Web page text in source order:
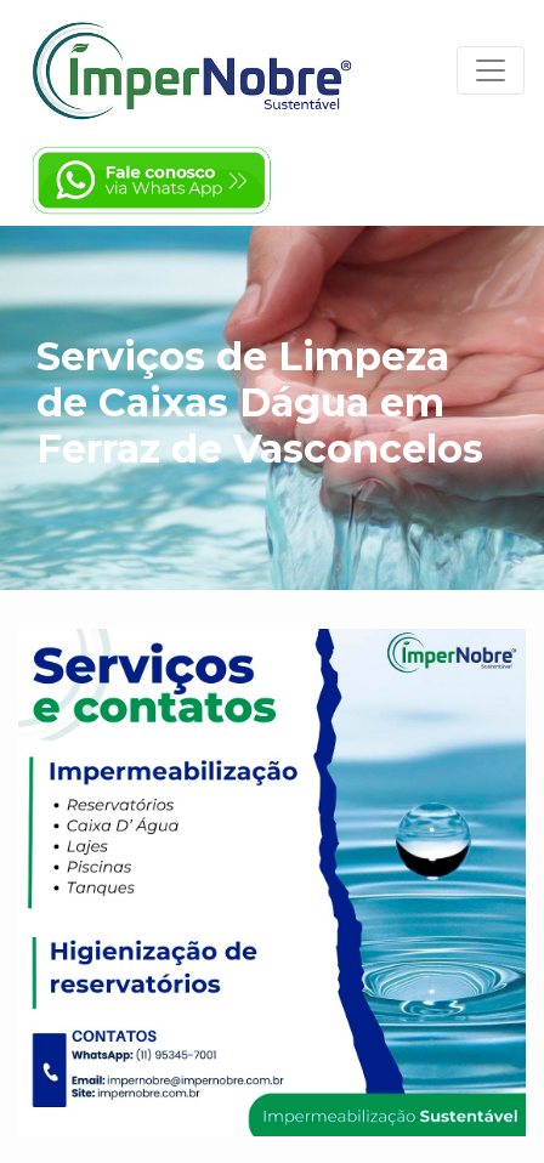
Serviços de Limpeza
de Caixas Dágua em
Ferraz de Vasconcelos